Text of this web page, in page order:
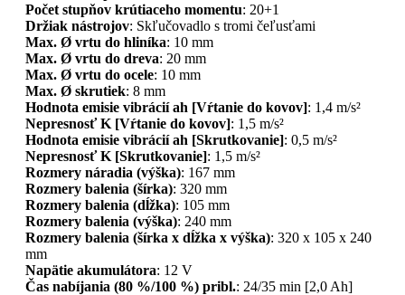
Počet stupňov krútiaceho momentu: 20+1
Držiak nástrojov: Skľučovadlo s tromi čeľusťami
Max. Ø vrtu do hliníka: 10 mm
Max. Ø vrtu do dreva: 20 mm
Max. Ø vrtu do ocele: 10 mm
Max. Ø skrutiek: 8 mm
Hodnota emisie vibrácií ah [Vŕtanie do kovov]: 1,4 m/s²
Nepresnosť K [Vŕtanie do kovov]: 1,5 m/s²
Hodnota emisie vibrácií ah [Skrutkovanie]: 0,5 m/s²
Nepresnosť K [Skrutkovanie]: 1,5 m/s²
Rozmery náradia (výška): 167 mm
Rozmery balenia (šírka): 320 mm
Rozmery balenia (dĺžka): 105 mm
Rozmery balenia (výška): 240 mm
Rozmery balenia (šírka x dĺžka x výška): 320 x 105 x 240
mm
Napätie akumulátora: 12 V
Čas nabíjania (80 %/100 %) pribl.: 24/35 min [2,0 Ah]